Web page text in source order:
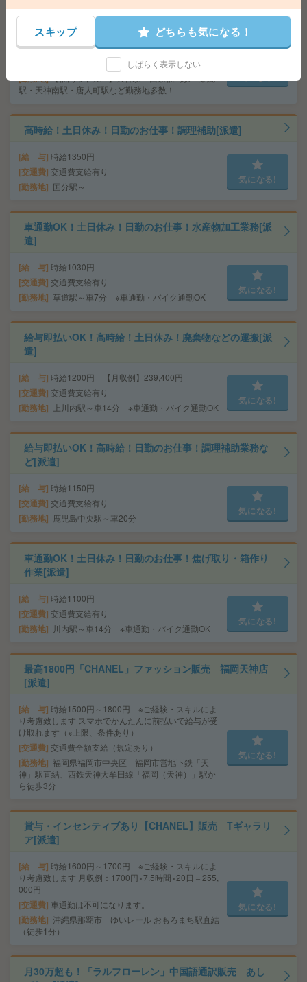
《単発1日OK！日払い可》＊チラシのモクモクシール貼
給 与 時給1,500円～1,875円
■ 交通費規定内支給 ※派遣先による
勤務地
駅・天神南駅・唐人町駅など勤務地多数！
高時給！土日休み！日勤のお仕事！調理補助[派遣]
給 与 時給1350円
交通費 交通費支給有り
勤務地 国分駅～
気になる!
車通勤OK！土日休み！日勤のお仕事！水産物加工業務[派
遣]
給 与 時給1030円
交通費 交通費支給有り
勤務地 草道駅～車7分 ※車通勤・バイク通勤OK
気になる!
給与即払いOK！高時給！土日休み！廃棄物などの運搬[派
遣]
給 与 時給1200円 【月収例】239,400円
交通費 交通費支給有り
勤務地 上川内駅～車14分 ※車通勤・バイク通勤OK
気になる!
給与即払いOK！高時給！日勤のお仕事！調理補助業務な
ど[派遣]
給 与 時給1150円
交通費 交通費支給有り
勤務地 鹿児島中央駅～車20分
気になる!
車通勤OK！土日休み！日勤のお仕事！焦げ取り・箱作り
作業[派遣]
給 与 時給1100円
交通費 交通費支給有り
勤務地 川内駅～車14分 ※車通勤・バイク通勤OK
気になる!
最高1800円「CHANEL」ファッション販売 福岡天神店
[派遣]
給 与 時給1500円～1800円 ※ご経験・スキルによ
り考慮致します スマホでかんたんに前払いで給与が受
け取れます（※上限、条件あり）
交通費 交通費全額支給（規定あり）
勤務地 福岡県福岡市中央区 福岡市営地下鉄「天
神」駅直結、西鉄天神大牟田線「福岡（天神）」駅か
ら徒歩3分
気になる!
賞与・インセンティブあり【CHANEL】販売 Tギャラリ
ア[派遣]
給 与 時給1600円～1700円 ※ご経験・スキルによ
り考慮致します 月収例：1700円×7.5時間×20日＝255,
000円
交通費 車通勤は不可になります。
勤務地 沖縄県那覇市 ゆいレール おもろまち駅直結
（徒歩1分）
気になる!
月30万超も！「ラルフローレン」中国語通訳販売 あし
スキップ どちらも気になる！
しばらく表示しない